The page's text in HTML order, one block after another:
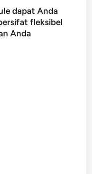
dapat Anda
fleksibel
Anda